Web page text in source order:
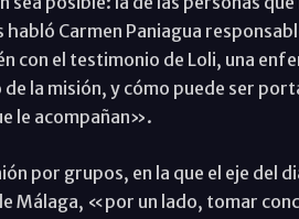
Carmen Paniagua
con el testimonio de Loli, una
la misión, y cómo puede ser
le acompañan».
por grupos, en la que el eje del
Málaga, «por un lado, tomar